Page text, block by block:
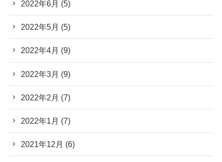
2022年6月 (5)
2022年5月 (5)
2022年4月 (9)
2022年3月 (9)
2022年2月 (7)
2022年1月 (7)
2021年12月 (6)